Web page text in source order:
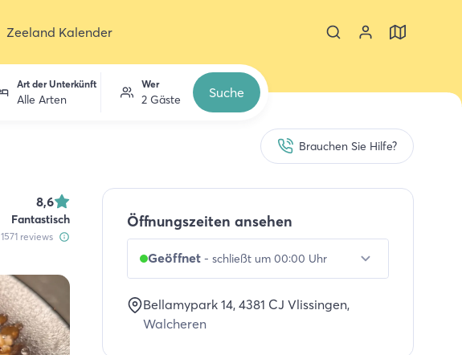
Zeeland Kalender
Art der Unterkünft
Alle Arten
Wer
2 Gäste Suche
Brauchen Sie Hilfe?
8,6
Fantastisch
1571reviews
Öffnungszeiten ansehen
Geöffnet- schließt um 00:00 Uhr
Bellamypark 14, 4381 CJ Vlissingen,
Walcheren